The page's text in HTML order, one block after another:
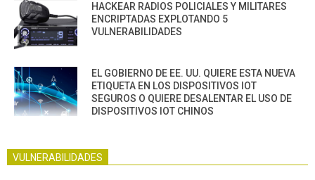
HACKEAR RADIOS POLICIALES Y MILITARES
ENCRIPTADAS EXPLOTANDO 5
VULNERABILIDADES
EL GOBIERNO DE EE. UU. QUIERE ESTA NUEVA
ETIQUETA EN LOS DISPOSITIVOS IOT
SEGUROS O QUIERE DESALENTAR EL USO DE
DISPOSITIVOS IOT CHINOS
VULNERABILIDADES